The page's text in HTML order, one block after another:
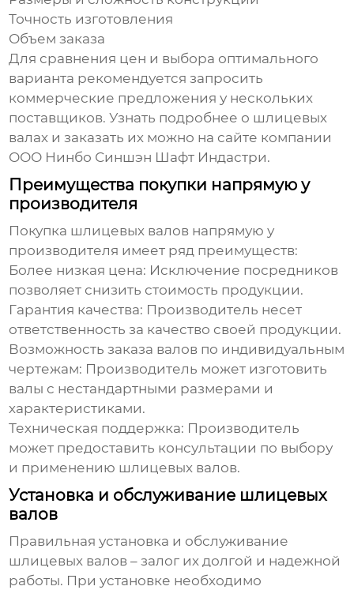
Точность изготовления
Объем заказа
Для сравнения цен и выбора оптимального
варианта рекомендуется запросить
коммерческие предложения у нескольких
поставщиков. Узнать подробнее о шлицевых
валах и заказать их можно на сайте компании
ООО Нинбо Синшэн Шафт Индастри.
Преимущества покупки напрямую у
производителя
Покупка шлицевых валов напрямую у
производителя имеет ряд преимуществ:
Более низкая цена: Исключение посредников
позволяет снизить стоимость продукции.
Гарантия качества: Производитель несет
ответственность за качество своей продукции.
Возможность заказа валов по индивидуальным
чертежам: Производитель может изготовить
валы с нестандартными размерами и
характеристиками.
Техническая поддержка: Производитель
может предоставить консультации по выбору
и применению шлицевых валов.
Установка и обслуживание шлицевых
валов
Правильная установка и обслуживание
шлицевых валов – залог их долгой и надежной
работы. При установке необходимо